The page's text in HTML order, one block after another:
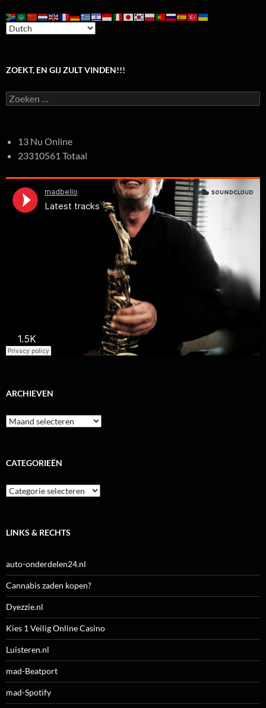
ZOEKT, EN GIJ ZULT VINDEN!!!
Zoeken
naar:
13 Nu Online
23310561 Totaal
ARCHIEVEN
Archieven
CATEGORIEËN
Categorieën
LINKS & RECHTS
auto-onderdelen24.nl
Cannabis zaden kopen?
Dyezzie.nl
Kies 1 Veilig Online Casino
Luisteren.nl
mad-Beatport
mad-Spotify